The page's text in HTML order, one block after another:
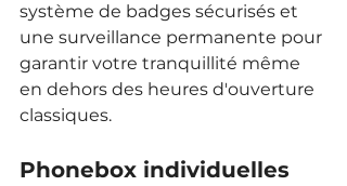
système de badges sécurisés et
une surveillance permanente pour
garantir votre tranquillité même
en dehors des heures d'ouverture
classiques.
Phonebox individuelles